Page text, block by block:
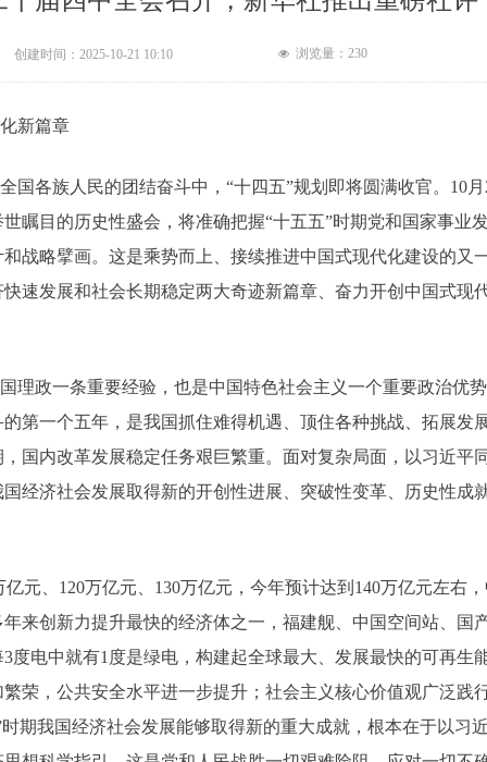
创建时间： 2025-10-21 10:10 넶 浏览量： 230
新篇章
国各族人民的团结奋斗中，“十四五”规划即将圆满收官。10
瞩目的历史性盛会，将准确把握“十五五”时期党和国家事业
战略擘画。这是乘势而上、接续推进中国式现代化建设的又
速发展和社会长期稳定两大奇迹新篇章、奋力开创中国式现
理政一条重要经验，也是中国特色社会主义一个重要政治优
第一个五年，是我国抓住难得机遇、顶住各种挑战、拓展发
国内改革发展稳定任务艰巨繁重。面对复杂局面，以习近平
经济社会发展取得新的开创性进展、突破性变革、历史性成
元、120万亿元、130万亿元，今年预计达到140万亿元左右
来创新力提升最快的经济体之一，福建舰、中国空间站、国
度电中就有1度是绿电，构建起全球最大、发展最快的可再生
荣，公共安全水平进一步提升；社会主义核心价值观广泛践
我国经济社会发展能够取得新的重大成就，根本在于以习